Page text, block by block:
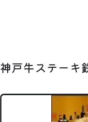
神戸牛ステーキ